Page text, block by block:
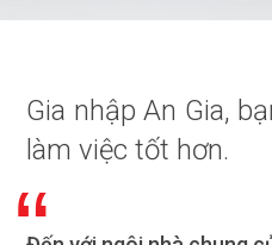
Gia nhập An Gia,
làm việc tốt hơn.